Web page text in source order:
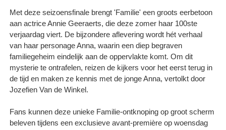
Met deze seizoensfinale brengt 'Familie' een groots eerbetoon
aan actrice Annie Geeraerts, die deze zomer haar 100ste
verjaardag viert. De bijzondere aflevering wordt hét verhaal
van haar personage Anna, waarin een diep begraven
familiegeheim eindelijk aan de oppervlakte komt. Om dit
mysterie te ontrafelen, reizen de kijkers voor het eerst terug in
de tijd en maken ze kennis met de jonge Anna, vertolkt door
Jozefien Van de Winkel.
Fans kunnen deze unieke Familie-ontknoping op groot scherm
beleven tijdens een exclusieve avant-première op woensdag